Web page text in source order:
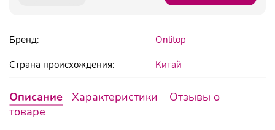
Бренд: Onlitop
Страна происхождения: Китай
Описание Характеристики
Отзывы о
товаре